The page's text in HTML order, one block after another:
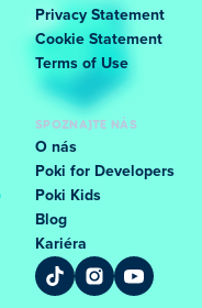
Privacy Statement
Cookie Statement
Terms of Use
SPOZNAJTE NÁS
O nás
Poki for Developers
Poki Kids
Blog
Kariéra